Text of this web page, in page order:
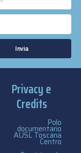
Invia
Privacy e
Credits
Polo
documentario
AUSL Toscana
Centro